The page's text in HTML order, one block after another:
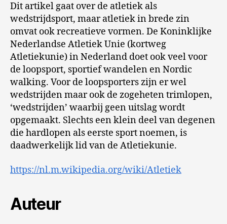
Dit artikel gaat over de atletiek als
wedstrijdsport, maar atletiek in brede zin
omvat ook recreatieve vormen. De Koninklijke
Nederlandse Atletiek Unie (kortweg
Atletiekunie) in Nederland doet ook veel voor
de loopsport, sportief wandelen en Nordic
walking. Voor de loopsporters zijn er wel
wedstrijden maar ook de zogeheten trimlopen,
‘wedstrijden’ waarbij geen uitslag wordt
opgemaakt. Slechts een klein deel van degenen
die hardlopen als eerste sport noemen, is
daadwerkelijk lid van de Atletiekunie.
https://nl.m.wikipedia.org/wiki/Atletiek
Auteur